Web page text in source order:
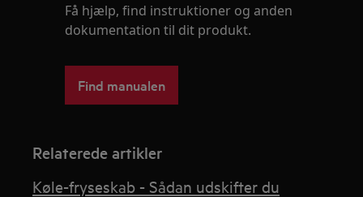
Få hjælp, find instruktioner og anden
dokumentation til dit produkt.
Find manualen
Relaterede artikler
Køle-fryseskab - Sådan udskifter du